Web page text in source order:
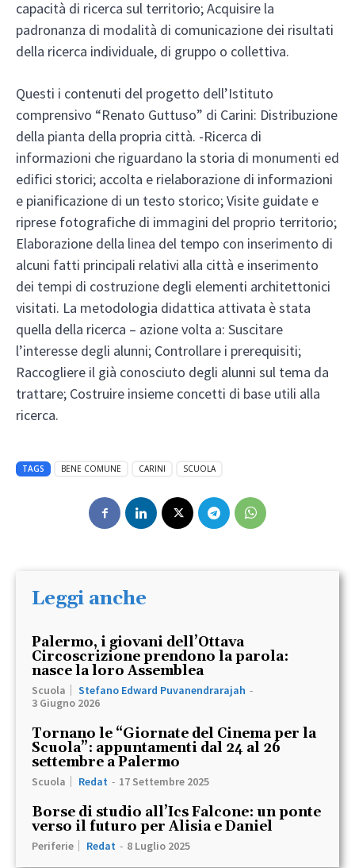
capacità di ricerca sul territorio; Acquisire la
padronanza di modalità di comunicazione dei risultati
della ricerca individuale, di gruppo o collettiva.
Questi i contenuti del progetto dell’Istituto
comprensivo “Renato Guttuso” di Carini: Distribuzione
della pianta della propria città. -Ricerca di
informazioni che riguardano la storia di monumenti ed
edifici storici; accolta e rielaborazione di informazioni
e pianificazione di un testo storico; Visite guidate e
riprese fotografiche di immagini del proprio territorio;
Elaborazione della linea del tempo con inserimento di
alcuni fatti principali relativi alla città e inserimento
dei tempi di costruzione degli elementi architettonici
visitati. La metodologia didattica attivata è stata
quella della ricerca – azione volta a: Suscitare
l’interesse degli alunni; Controllare i prerequisiti;
Raccogliere il già conosciuto degli alunni sul tema da
trattare; Costruire insieme concetti di base utili alla
ricerca.
TAGS BENE COMUNE CARINI SCUOLA
Leggi anche
Palermo, i giovani dell’Ottava
Circoscrizione prendono la parola:
nasce la loro Assemblea
Scuola Stefano Edward Puvanendrarajah -
3 Giugno 2026
Tornano le “Giornate del Cinema per la
Scuola”: appuntamenti dal 24 al 26
settembre a Palermo
Scuola Redat - 17 Settembre 2025
Borse di studio all’Ics Falcone: un ponte
verso il futuro per Alisia e Daniel
Periferie Redat - 8 Luglio 2025